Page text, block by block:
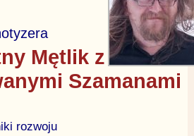
Mętlik z
Szamanami
rozwoju